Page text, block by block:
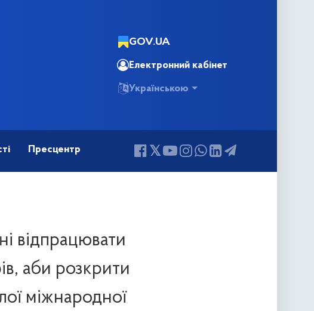
GOV.UA
Електронний кабінет
Українською
Пресцентр
відпрацювати
аби розкрити
міжнародної